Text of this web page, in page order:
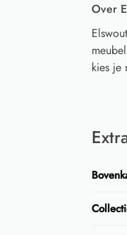
Over
kies je